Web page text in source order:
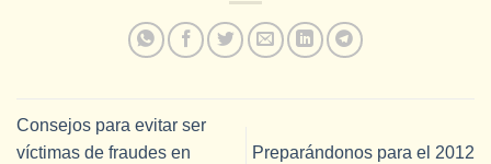
Consejos para evitar ser
víctimas de fraudes en
Preparándonos para el 2012